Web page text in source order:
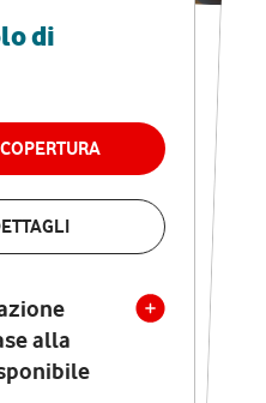
di
alla
+ VODAFONE CLUB
LA COPERTURA
attivazione
in base alla
disponibile